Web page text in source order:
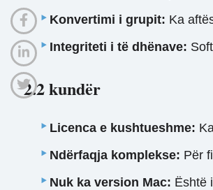
Konvertimi i grupit: Ka
Integriteti i të dhënave:
2.2 kundër
Licenca e kushtueshme:
Ndërfaqja komplekse: Për
Nuk ka version Mac: Është